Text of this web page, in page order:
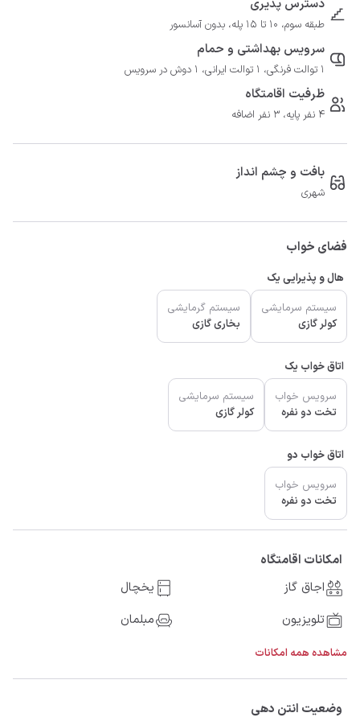
دسترس پذیری
طبقه سوم، 10 تا 15 پله، بدون آسانسور
سرویس بهداشتی و حمام
1 توالت فرنگی، 1 توالت ایرانی، 1 دوش در سرویس
ظرفیت اقامتگاه
4 نفر پایه، 3 نفر اضافه
بافت و چشم انداز
شهری
فضای خواب
هال و پذیرایی یک
سیستم سرمایشی
کولر گازی
سیستم گرمایشی
بخاری گازی
اتاق خواب یک
سرویس خواب
تخت دو نفره
سیستم سرمایشی
کولر گازی
اتاق خواب دو
سرویس خواب
تخت دو نفره
امکانات اقامتگاه
اجاق گاز
یخچال
تلویزیون
مبلمان
مشاهده همه امکانات
وضعیت انتن دهی